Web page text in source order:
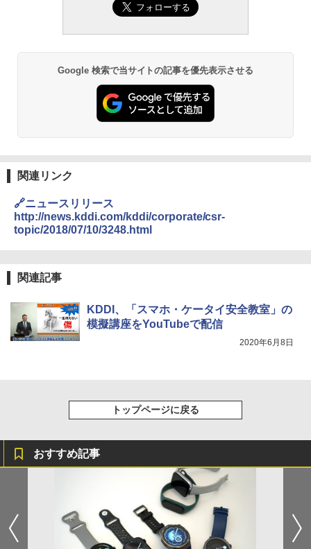
Google 検索で当サイトの記事を優先表示させる
関連リンク
🔗ニュースリリース
http://news.kddi.com/kddi/corporate/csr-
topic/2018/07/10/3248.html
関連記事
KDDI、「スマホ・ケータイ安全教室」の
模擬講座をYouTubeで配信
2020年6月8日
トップページに戻る
おすすめ記事